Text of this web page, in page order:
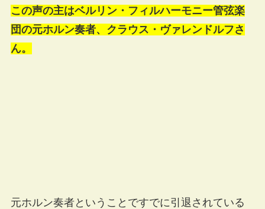
この声の主はベルリン・フィルハーモニー管弦楽
団の元ホルン奏者、クラウス・ヴァレンドルフさ
ん。
元ホルン奏者ということですでに引退されている